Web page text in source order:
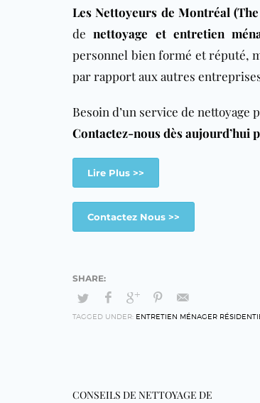
Les Nettoyeurs de Montréal
denettoyage et entretien
personnel bien formé et réputé,
par rapport aux autres
Besoin d’un service de
Contactez-nous dès aujourd’hui
Lire Plus >>
Contactez Nous >>
TAGGED UNDER: ENTRETIEN MÉNAGER
CONSEILS DE NETTOYAGE DE